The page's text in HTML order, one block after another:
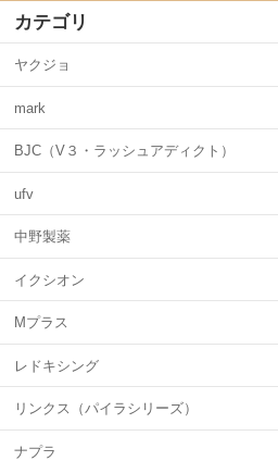
カテゴリ
ヤクジョ
mark
BJC（V３・ラッシュアディクト）
ufv
中野製薬
イクシオン
Mプラス
レドキシング
リンクス（パイラシリーズ）
ナプラ